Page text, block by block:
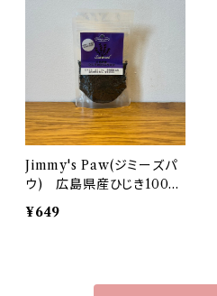
Jimmy's Paw(ジミーズパ
ウ) 広島県産ひじき100％
ふりかけ(取寄)
¥649